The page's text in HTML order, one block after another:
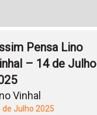
Pensa Lino
– 14 de Julho
Vinhal
de Julho 2025